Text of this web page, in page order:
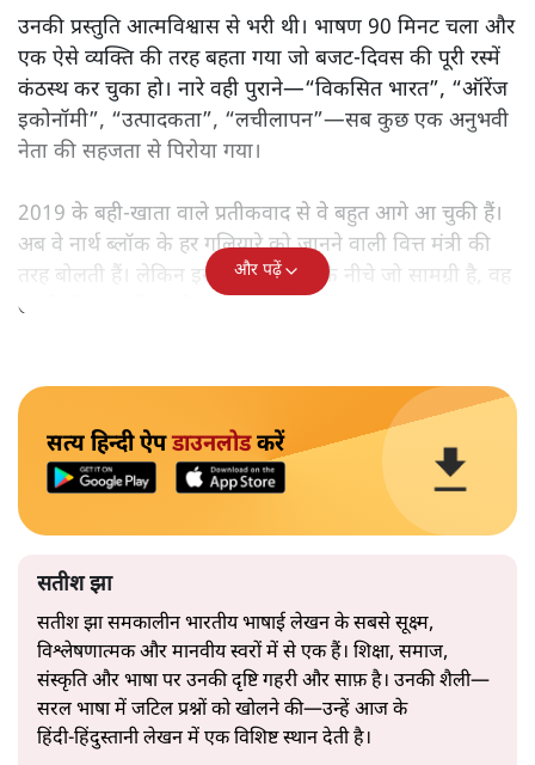
उनकी प्रस्तुति आत्मविश्वास से भरी थी। भाषण 90 मिनट चला और
एक ऐसे व्यक्ति की तरह बहता गया जो बजट‑दिवस की पूरी रस्में
कंठस्थ कर चुका हो। नारे वही पुराने—“विकसित भारत”, “ऑरेंज
इकोनॉमी”, “उत्पादकता”, “लचीलापन”—सब कुछ एक अनुभवी
नेता की सहजता से पिरोया गया।
2019 के बही‑खाता वाले प्रतीकवाद से वे बहुत आगे आ चुकी हैं।
अब वे नार्थ ब्लॉक के हर गलियारे को जानने वाली वित्त मंत्री की
तरह बोलती हैं। लेकिन इस आत्मविश्वास के नीचे जो सामग्री है, वह
उतनी ही अनुमानित और दोहराव भरी।
और पढ़ें
सत्य हिन्दी ऐपडाउनलोडकरें
सतीश झा
सतीश झा समकालीन भारतीय भाषाई लेखन के सबसे सूक्ष्म,
विश्लेषणात्मक और मानवीय स्वरों में से एक हैं। शिक्षा, समाज,
संस्कृति और भाषा पर उनकी दृष्टि गहरी और साफ़ है। उनकी शैली—
सरल भाषा में जटिल प्रश्नों को खोलने की—उन्हें आज के
हिंदी‑हिंदुस्तानी लेखन में एक विशिष्ट स्थान देती है।